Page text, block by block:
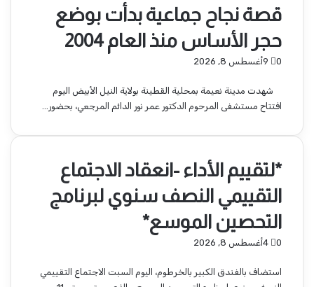
قصة نجاح جماعية بدأت بوضع
حجر الأساس منذ العام 2004
أغسطس 8, 2026 0
شهدت مدينة نعيمة بمحلية القطينة بولاية النيل الأبيض اليوم
افتتاح مستشفى المرحوم الدكتور عمر نور الدائم المرجعي، بحضور…
*لتقييم الأداء -انعقاد الاجتماع
التقييمي النصف سنوي لبرنامج
التحصين الموسع*
أغسطس 8, 2026 0
استضاف بالفندق الكبير بالخرطوم، اليوم السبت الاجتماع التقييمي